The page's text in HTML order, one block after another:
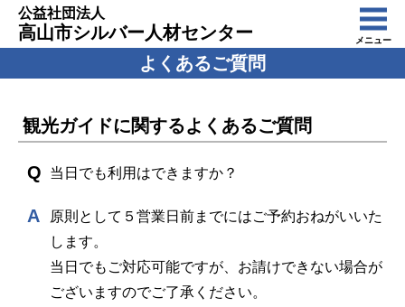
公益社団法人
高山市シルバー人材センター メニュー
よくあるご質問
観光ガイドに関するよくあるご質問
当日でも利用はできますか？
原則として５営業日前までにはご予約おねがいいた
します。
当日でもご対応可能ですが、お請けできない場合が
ございますのでご了承ください。